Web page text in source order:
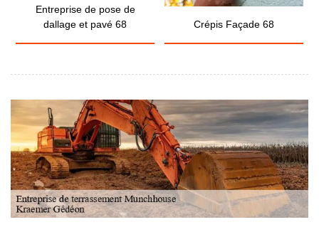
Entreprise de pose de
dallage et pavé 68
Crépis Façade 68